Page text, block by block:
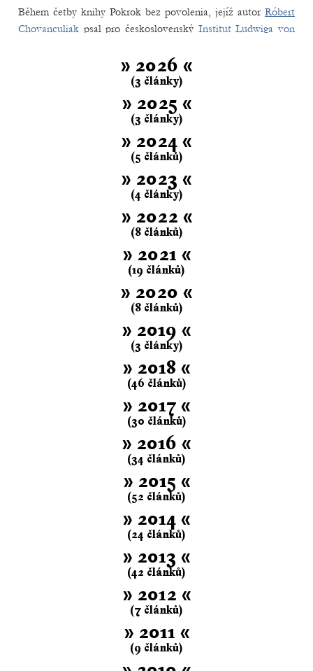
» 2026 «
(3 články)
» 2025 «
(3 články)
» 2024 «
(5 článků)
» 2023 «
(4 články)
» 2022 «
(8 článků)
» 2021 «
(19 článků)
» 2020 «
(8 článků)
» 2019 «
(3 články)
» 2018 «
(46 článků)
» 2017 «
(30 článků)
» 2016 «
(34 článků)
» 2015 «
(52 článků)
» 2014 «
(24 článků)
» 2013 «
(42 článků)
» 2012 «
(7 článků)
» 2011 «
(9 článků)